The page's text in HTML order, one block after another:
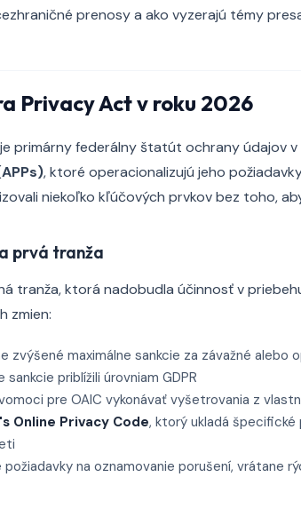
prenosy a ako vyzerajú témy
Privacy Act v roku 2026
primárny federálny štatút ochrany údajov
, ktoré operacionalizujú jeho
niekoľko kľúčových prvkov bez toho,
prvá tranža
tranža, ktorá nadobudla účinnosť v
zmien:
zvýšené maximálne sankcie za závažné alebo
sankcie priblížili úrovniam GDPR
pre OAIC vykonávať vyšetrovania z
Online Privacy Code, ktorý ukladá
požiadavky na oznamovanie porušení, vrátane